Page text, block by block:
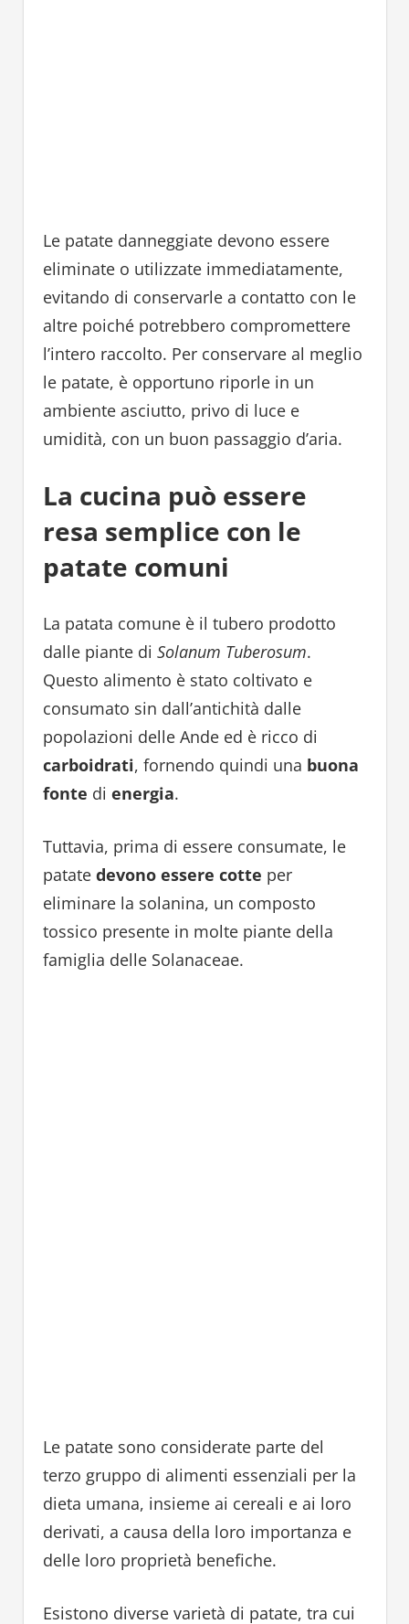
Le patate danneggiate devono essere
eliminate o utilizzate immediatamente,
evitando di conservarle a contatto con le
altre poiché potrebbero compromettere
l’intero raccolto. Per conservare al meglio
le patate, è opportuno riporle in un
ambiente asciutto, privo di luce e
umidità, con un buon passaggio d’aria.
La cucina può essere
resa semplice con le
patate comuni
La patata comune è il tubero prodotto
dalle piante di Solanum Tuberosum.
Questo alimento è stato coltivato e
consumato sin dall’antichità dalle
popolazioni delle Ande ed è ricco di
carboidrati, fornendo quindi una buona
fonte di energia.
Tuttavia, prima di essere consumate, le
patate devono essere cotte per
eliminare la solanina, un composto
tossico presente in molte piante della
famiglia delle Solanaceae.
Le patate sono considerate parte del
terzo gruppo di alimenti essenziali per la
dieta umana, insieme ai cereali e ai loro
derivati, a causa della loro importanza e
delle loro proprietà benefiche.
Esistono diverse varietà di patate, tra cui